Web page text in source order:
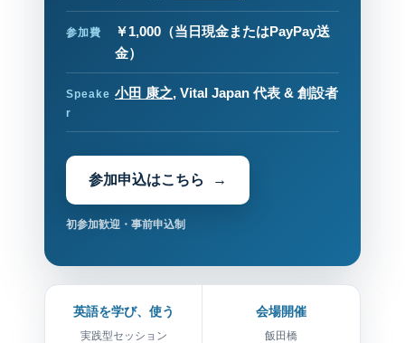
参加費 ￥1,000 （当日現金またはPayPay送
金）
Speake
r
小田 康之, Vital Japan 代表 & 創設者
参加申込はこちら
初参加歓迎・事前申込制
英語を学び、使う
実践型セッション
会場開催
飯田橋